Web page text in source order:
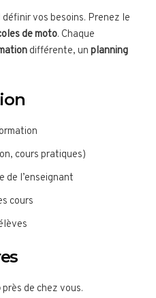
vos besoins. Prenez le
de moto. Chaque
différente, un planning
cours pratiques)
de l’enseignant
cours
près de chez vous.